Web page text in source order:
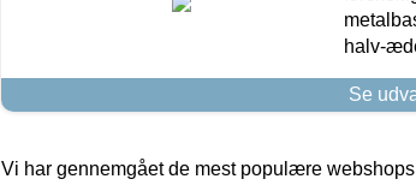
halv-
Se
Vi har gennemgået de mest populære